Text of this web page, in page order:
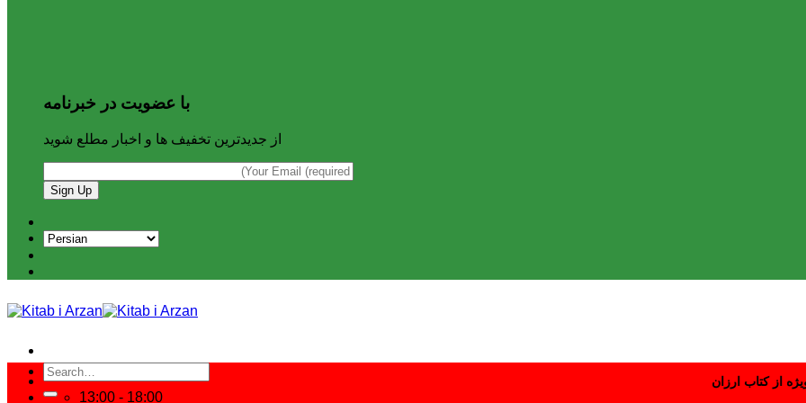
با عضویت در خبرنامه
از جدیدترین تخفیف ها و اخبار مطلع شوید
13:00 - 18:00
Search
for: